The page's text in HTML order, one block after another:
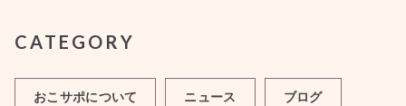
CATEGORY
おこサポについて ニュース ブログ